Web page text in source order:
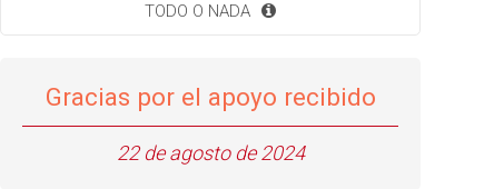
TODO O NADA
Gracias por el apoyo recibido
22 de agosto de 2024